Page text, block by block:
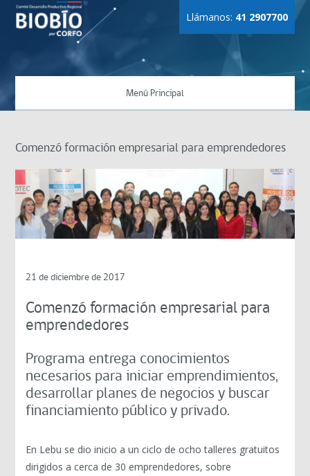
Llámanos: 41 2907700
Menú Principal
Comenzó formación empresarial para emprendedores
21 de diciembre de 2017
Comenzó formación empresarial para
emprendedores
Programa entrega conocimientos
necesarios para iniciar emprendimientos,
desarrollar planes de negocios y buscar
financiamiento público y privado.
En Lebu se dio inicio a un ciclo de ocho talleres gratuitos
dirigidos a cerca de 30 emprendedores, sobre